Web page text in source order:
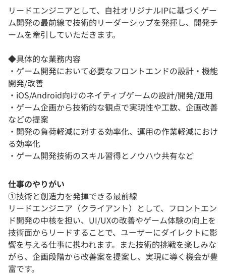
リードエンジニアとして、自社オリジナルIPに基づくゲー
ム開発の最前線で技術的リーダーシップを発揮し、開発チ
ームを牽引していただきます。
◆具体的な業務内容
・ゲーム開発において必要なフロントエンドの設計・機能
開発/改善
・iOS/Android向けのネイティブゲームの設計/開発/運用
・ゲーム企画から技術的な観点で実現性や工数、企画改善
などの提案
・開発の負荷軽減に対する効率化、運用の作業軽減におけ
る効率化
・ゲーム開発技術のスキル習得とノウハウ共有など
仕事のやりがい
①技術と創造力を発揮できる最前線
リードエンジニア（クライアント）として、フロントエン
ド開発の中核を担い、UI/UXの改善やゲーム体験の向上を
技術面からリードすることで、ユーザーにダイレクトに影
響を与える仕事に携われます。また技術的挑戦を楽しみな
がら、企画段階から改善案を提案し、実現に導く機会が豊
富です。